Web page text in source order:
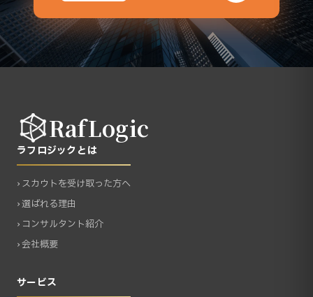
RafLogic
ラフロジックとは
› スカウトを受け取った方へ
› 選ばれる理由
› コンサルタント紹介
› 会社概要
サービス